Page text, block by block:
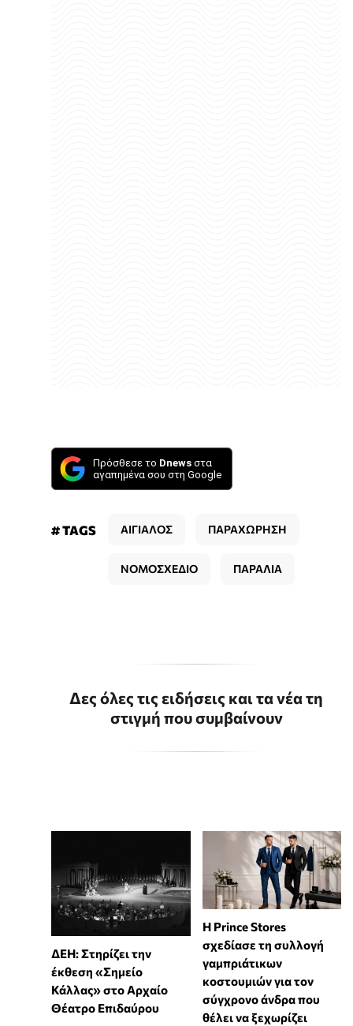
Πρόσθεσε το Dnews στα
αγαπημένα σου στη Google
# TAGS ΑΙΓΙΑΛΟΣ ΠΑΡΑΧΩΡΗΣΗ
ΝΟΜΟΣΧΕΔΙΟ ΠΑΡΑΛΙΑ
Δες όλες τις ειδήσεις και τα νέα τη
στιγμή που συμβαίνουν
ΔΕΗ: Στηρίζει την
έκθεση «Σημείο
Κάλλας» στο Αρχαίο
Θέατρο Επιδαύρου
Η Prince Stores
σχεδίασε τη συλλογή
γαμπριάτικων
κοστουμιών για τον
σύγχρονο άνδρα που
θέλει να ξεχωρίζει